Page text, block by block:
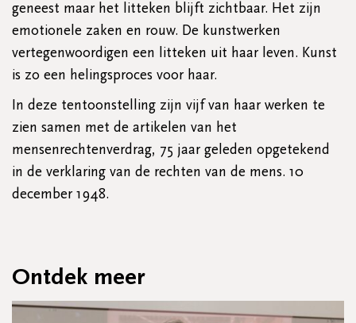
geneest maar het litteken blijft zichtbaar. Het zijn
emotionele zaken en rouw. De kunstwerken
vertegenwoordigen een litteken uit haar leven. Kunst
is zo een helingsproces voor haar.
In deze tentoonstelling zijn vijf van haar werken te
zien samen met de artikelen van het
mensenrechtenverdrag, 75 jaar geleden opgetekend
in de verklaring van de rechten van de mens. 10
december 1948.
Ontdek meer